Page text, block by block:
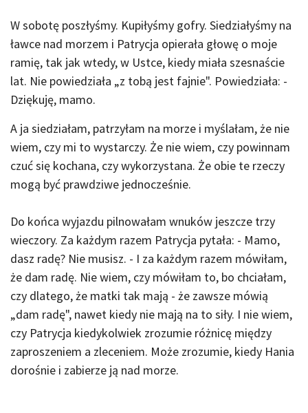
W sobotę poszłyśmy. Kupiłyśmy gofry. Siedziałyśmy na
ławce nad morzem i Patrycja opierała głowę o moje
ramię, tak jak wtedy, w Ustce, kiedy miała szesnaście
lat. Nie powiedziała „z tobą jest fajnie". Powiedziała: -
Dziękuję, mamo.
A ja siedziałam, patrzyłam na morze i myślałam, że nie
wiem, czy mi to wystarczy. Że nie wiem, czy powinnam
czuć się kochana, czy wykorzystana. Że obie te rzeczy
mogą być prawdziwe jednocześnie.
Do końca wyjazdu pilnowałam wnuków jeszcze trzy
wieczory. Za każdym razem Patrycja pytała: - Mamo,
dasz radę? Nie musisz. - I za każdym razem mówiłam,
że dam radę. Nie wiem, czy mówiłam to, bo chciałam,
czy dlatego, że matki tak mają - że zawsze mówią
„dam radę", nawet kiedy nie mają na to siły. I nie wiem,
czy Patrycja kiedykolwiek zrozumie różnicę między
zaproszeniem a zleceniem. Może zrozumie, kiedy Hania
dorośnie i zabierze ją nad morze.